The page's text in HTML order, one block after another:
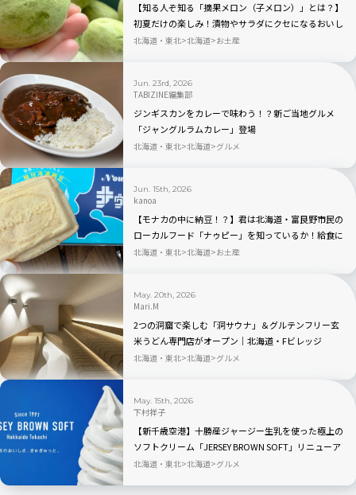
【知る人ぞ知る「摘果メロン（子メロン）」とは？】
初夏だけの楽しみ！漬物やサラダにクセになるおいし
さ。どこで売ってる？
北海道・東北 北海道 お土産
Jun. 23rd, 2026
TABIZINE編集部
ジンギスカンをカレーで味わう！？新ご当地グルメ
「ジャングルラムカレー」登場
北海道・東北 北海道 グルメ
Jun. 15th, 2026
kanoa
【モナカの中に納豆！？】君は北海道・富良野市民の
ローカルフード「ナゥピー」を知っているか！給食に
も出るらしい
北海道・東北 北海道 お土産
May. 20th, 2026
Mari.M
2つの洞窟で楽しむ「洞サウナ」＆グルテンフリー玄
米うどん専門店がオープン｜北海道・Fビレッジ
北海道・東北 北海道 グルメ
May. 15th, 2026
下村祥子
【新千歳空港】十勝産ジャージー生乳を使った極上の
ソフトクリーム「JERSEY BROWN SOFT」リニューア
ルオープン
北海道・東北 北海道 グルメ